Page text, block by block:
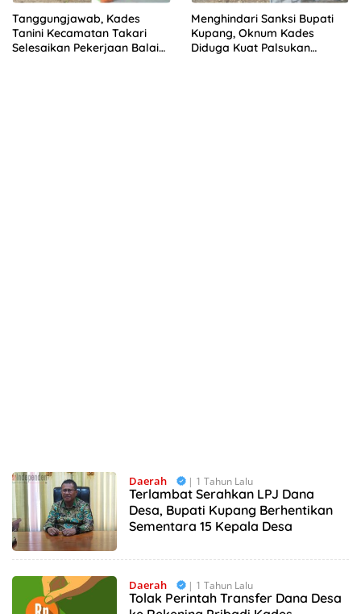
Tanggungjawab, Kades
Tanini Kecamatan Takari
Selesaikan Pekerjaan Balai
Menghindari Sanksi Bupati
Kupang, Oknum Kades
Diduga Kuat Palsukan
Daerah | 1 Tahun Lalu
Terlambat Serahkan LPJ Dana
Desa, Bupati Kupang Berhentikan
Sementara 15 Kepala Desa
Daerah | 1 Tahun Lalu
Tolak Perintah Transfer Dana Desa